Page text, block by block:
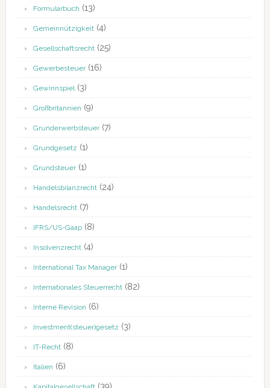
Formularbuch (13)
Gemeinnützigkeit(4)
Gesellschaftsrecht(25)
Gewerbesteuer(16)
Gewinnspiel(3)
Großbritannien (9)
Grunderwerbsteuer(7)
Grundgesetz (1)
Grundsteuer(1)
Handelsbilanzrecht(24)
Handelsrecht(7)
IFRS/US-Gaap(8)
Insolvenzrecht(4)
International Tax Manager(1)
Internationales Steuerrecht(82)
Interne Revision (6)
Investment(steuer)gesetz (3)
IT-Recht(8)
Italien (6)